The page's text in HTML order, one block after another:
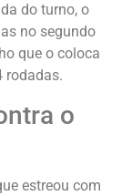
do turno, o
no segundo
que o coloca
rodadas.
o
estreou com